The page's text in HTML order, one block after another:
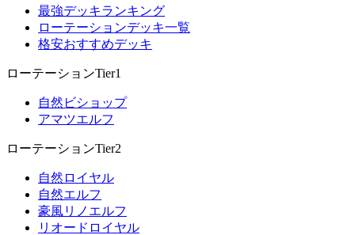
最強デッキランキング
ローテーションデッキ一覧
格安おすすめデッキ
ローテーションTier1
自然ビショップ
アマツエルフ
ローテーションTier2
自然ロイヤル
自然エルフ
豪風リノエルフ
リオードロイヤル